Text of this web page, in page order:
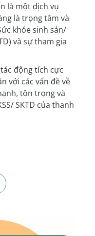
là một dịch vụ
là trọng tâm và
khỏe sinh sản/
và sự tham gia
động tích cực
với các vấn đề về
tôn trọng và
SKTD của thanh